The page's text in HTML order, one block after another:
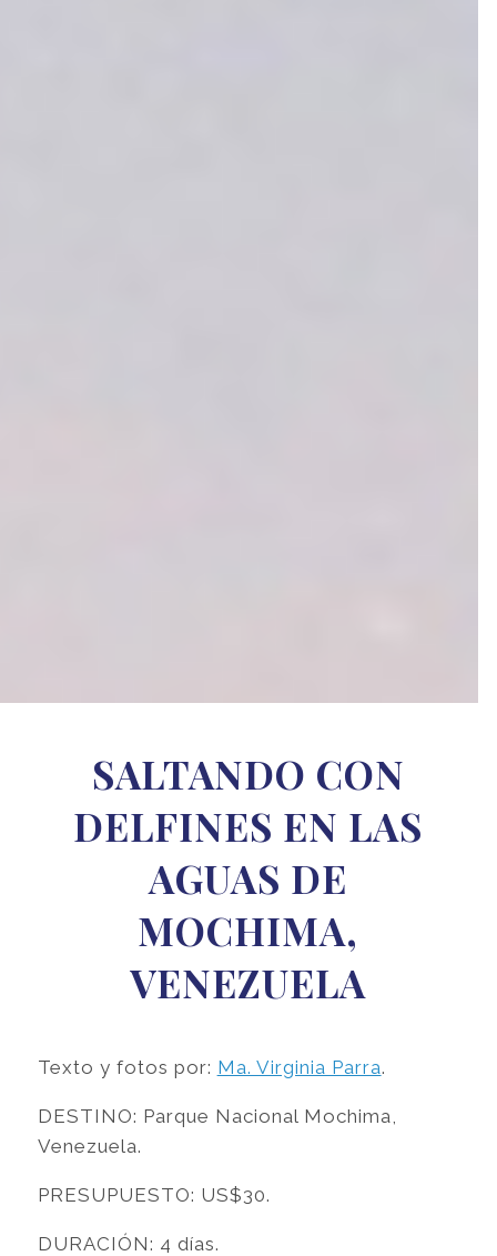
SALTANDO CON
DELFINES EN LAS
AGUAS DE
MOCHIMA,
VENEZUELA
Texto y fotos por: Ma. Virginia Parra.
DESTINO: Parque Nacional Mochima,
Venezuela.
PRESUPUESTO: US$30.
DURACIÓN: 4 días.